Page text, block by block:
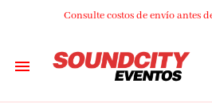
Consulte costos de envío antes